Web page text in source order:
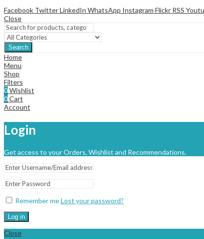
Facebook TwitterLinkedIn WhatsApp Instagram Flickr RSS
Close
Search
Home
Menu
Shop
Filters
0Wishlist
0Cart
Account
Login
Get access to your Orders, Wishlist and Recommendations.
Remember meLost your password?
Log in
Close